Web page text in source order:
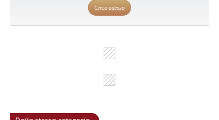
Cerca adesso